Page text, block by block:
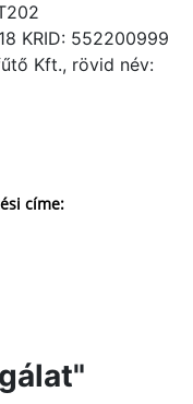
KRID: 552200999
Kft., rövid név:
címe: